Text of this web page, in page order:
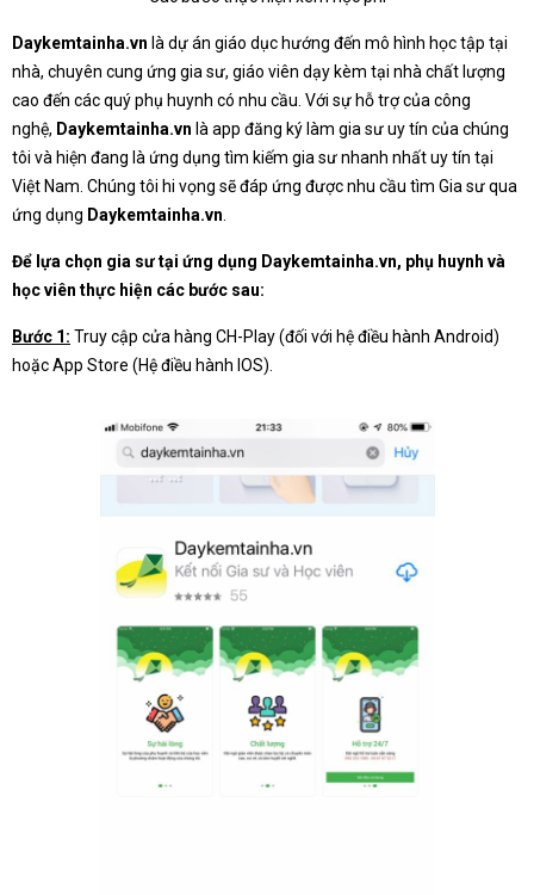
Daykemtainha.vn là dự án giáo dục hướng đến mô hình học tập tại
nhà, chuyên cung ứng gia sư, giáo viên dạy kèm tại nhà chất lượng
cao đến các quý phụ huynh có nhu cầu. Với sự hỗ trợ của công
nghệ, Daykemtainha.vn là app đăng ký làm gia sư uy tín của chúng
tôi và hiện đang là ứng dụng tìm kiếm gia sư nhanh nhất uy tín tại
Việt Nam. Chúng tôi hi vọng sẽ đáp ứng được nhu cầu tìm Gia sư qua
ứng dụng Daykemtainha.vn
Để lựa chọn gia sư tại ứng dụng Daykemtainha.vn, phụ huynh và
học viên thực hiện các bước sau:
Bước 1: Truy cập cửa hàng CH-Play (đối với hệ điều hành Android)
hoặc App Store (Hệ điều hành IOS).